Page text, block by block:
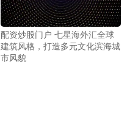
配资炒股门户 七星海外汇全球
建筑风格，打造多元文化滨海城
市风貌